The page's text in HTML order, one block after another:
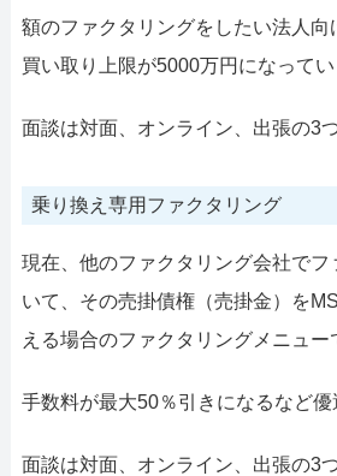
額のファクタリングをしたい法人向
買い取り上限が5000万円になってい
面談は対面、オンライン、出張の3
乗り換え専用ファクタリング
現在、他のファクタリング会社でフ
いて、その売掛債権（売掛金）を
える場合のファクタリングメニュー
手数料が最大50％引きになるなど優
面談は対面、オンライン、出張の3